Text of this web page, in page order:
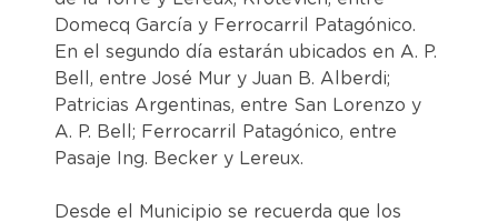
Domecq García y Ferrocarril Patagónico.
En el segundo día estarán ubicados en A. P.
Bell, entre José Mur y Juan B. Alberdi;
Patricias Argentinas, entre San Lorenzo y
A. P. Bell; Ferrocarril Patagónico, entre
Pasaje Ing. Becker y Lereux.
Desde el Municipio se recuerda que los